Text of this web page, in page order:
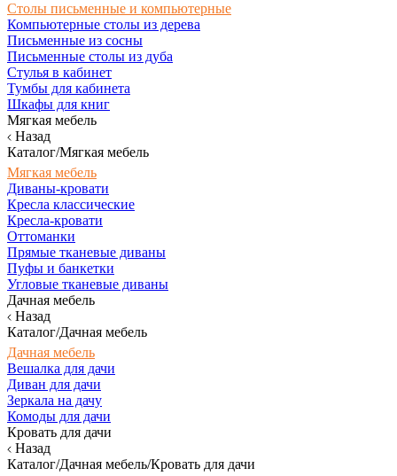
Столы письменные и компьютерные
Компьютерные столы из дерева
Письменные из сосны
Письменные столы из дуба
Стулья в кабинет
Тумбы для кабинета
Шкафы для книг
Мягкая мебель
Назад
Каталог/Мягкая мебель
Мягкая мебель
Диваны-кровати
Кресла классические
Кресла-кровати
Оттоманки
Прямые тканевые диваны
Пуфы и банкетки
Угловые тканевые диваны
Дачная мебель
Назад
Каталог/Дачная мебель
Дачная мебель
Вешалка для дачи
Диван для дачи
Зеркала на дачу
Комоды для дачи
Кровать для дачи
Назад
Каталог/Дачная мебель/Кровать для дачи